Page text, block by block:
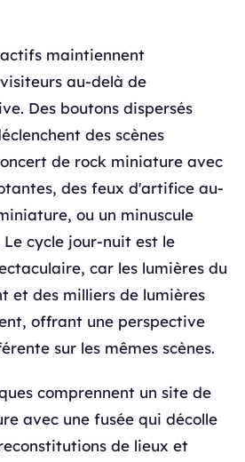
maintiennent
au-delà de
Des boutons dispersés
des scènes
de rock miniature avec
des feux d'artifice au-
ou un minuscule
cycle jour-nuit est le
car les lumières du
et des milliers de lumières
offrant une perspective
sur les mêmes scènes.
comprennent un site de
avec une fusée qui décolle
de lieux et